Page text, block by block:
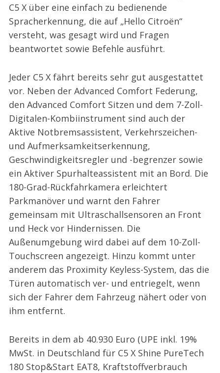
C5 X über eine einfach zu bedienende
Spracherkennung, die auf „Hello Citroën“
versteht, was gesagt wird und Fragen
beantwortet sowie Befehle ausführt.
Jeder C5 X fährt bereits sehr gut ausgestattet
vor. Neben der Advanced Comfort Federung,
den Advanced Comfort Sitzen und dem 7-Zoll-
Digitalen-Kombiinstrument sind auch der
Aktive Notbremsassistent, Verkehrszeichen-
und Aufmerksamkeitserkennung,
Geschwindigkeitsregler und -begrenzer sowie
ein Aktiver Spurhalteassistent mit an Bord. Die
180-Grad-Rückfahrkamera erleichtert
Parkmanöver und warnt den Fahrer
gemeinsam mit Ultraschallsensoren an Front
und Heck vor Hindernissen. Die
Außenumgebung wird dabei auf dem 10-Zoll-
Touchscreen angezeigt. Hinzu kommt unter
anderem das Proximity Keyless-System, das die
Türen automatisch ver- und entriegelt, wenn
sich der Fahrer dem Fahrzeug nähert oder von
ihm entfernt.
Bereits in dem ab 40.930 Euro (UPE inkl. 19%
MwSt. in Deutschland für C5 X Shine PureTech
180 Stop&Start EAT8, Kraftstoffverbrauch